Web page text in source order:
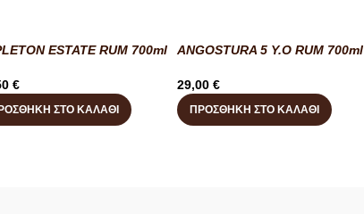
ESTATE RUM 700ml
€
ΣΤΟ ΚΑΛΆΘΙ
ANGOSTURA 5 Y.O RUM 700ml
29,00 €
ΠΡΟΣΘΉΚΗ ΣΤΟ ΚΑΛΆΘΙ